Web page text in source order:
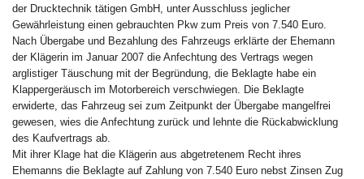
der Drucktechnik tätigen GmbH, unter Ausschluss jeglicher
Gewährleistung einen gebrauchten Pkw zum Preis von 7.540 Euro.
Nach Übergabe und Bezahlung des Fahrzeugs erklärte der Ehemann
der Klägerin im Januar 2007 die Anfechtung des Vertrags wegen
arglistiger Täuschung mit der Begründung, die Beklagte habe ein
Klappergeräusch im Motorbereich verschwiegen. Die Beklagte
erwiderte, das Fahrzeug sei zum Zeitpunkt der Übergabe mangelfrei
gewesen, wies die Anfechtung zurück und lehnte die Rückabwicklung
des Kaufvertrags ab.
Mit ihrer Klage hat die Klägerin aus abgetretenem Recht ihres
Ehemanns die Beklagte auf Zahlung von 7.540 Euro nebst Zinsen Zug